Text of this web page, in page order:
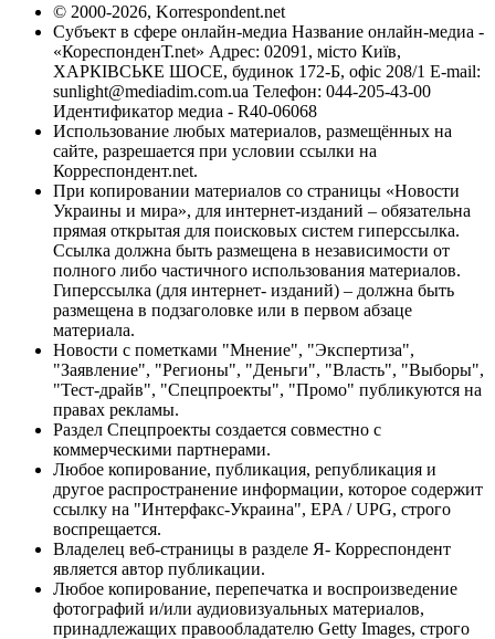
© 2000-2026, Korrespondent.net
Субъект в сфере онлайн-медиа Название онлайн-медиа -
«КореспонденТ.net» Адрес: 02091, місто Київ,
ХАРКІВСЬКЕ ШОСЕ, будинок 172-Б, офіс 208/1 E-mail:
sunlight@mediadim.com.ua Телефон: 044-205-43-00
Идентификатор медиа - R40-06068
Использование любых материалов, размещённых на
сайте, разрешается при условии ссылки на
Корреспондент.net.
При копировании материалов со страницы «Новости
Украины и мира», для интернет-изданий – обязательна
прямая открытая для поисковых систем гиперссылка.
Ссылка должна быть размещена в независимости от
полного либо частичного использования материалов.
Гиперссылка (для интернет- изданий) – должна быть
размещена в подзаголовке или в первом абзаце
материала.
Новости с пометками "Мнение", "Экспертиза",
"Заявление", "Регионы", "Деньги", "Власть", "Выборы",
"Тест-драйв", "Спецпроекты", "Промо" публикуются на
правах рекламы.
Раздел Спецпроекты создается совместно с
коммерческими партнерами.
Любое копирование, публикация, републикация и
другое распространение информации, которое содержит
ссылку на "Интерфакс-Украина", EPA / UPG, строго
воспрещается.
Владелец веб-страницы в разделе Я- Корреспондент
является автор публикации.
Любое копирование, перепечатка и воспроизведение
фотографий и/или аудиовизуальных материалов,
принадлежащих правообладателю Getty Images, строго